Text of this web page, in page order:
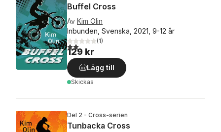
Buffel Cross
Av Kim Olin
Inbunden, Svenska, 2021, 9-12 år
2,0utav 5 stjärnor. Totalt antal röster:
(1)
129 kr
Lägg till
Skickas
Del 2 - Cross-serien
Tunbacka Cross